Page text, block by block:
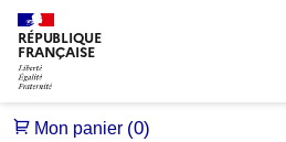
RÉPUBLIQUE
FRANÇAISE